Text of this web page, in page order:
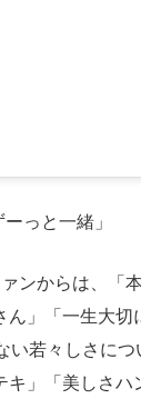
っと一緒」
ンからは、「
」「一生大
い若々しさに
」「美しさハ